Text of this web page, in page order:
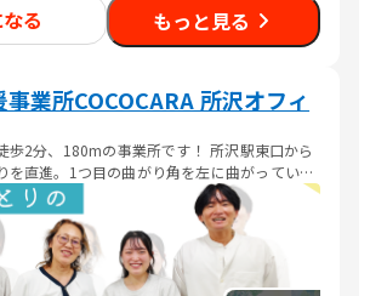
る もっと見る
業所COCOCARA 所沢オフィ
歩2分、180mの事業所です！ 所沢駅東口から
を直進。1つ目の曲がり角を左に曲がっていた
2つ目のビルが TOSHIビルになります。ビルの
ーから5階がCOCOCARAになります(^^